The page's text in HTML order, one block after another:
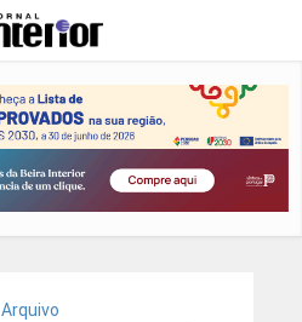
Arquivo